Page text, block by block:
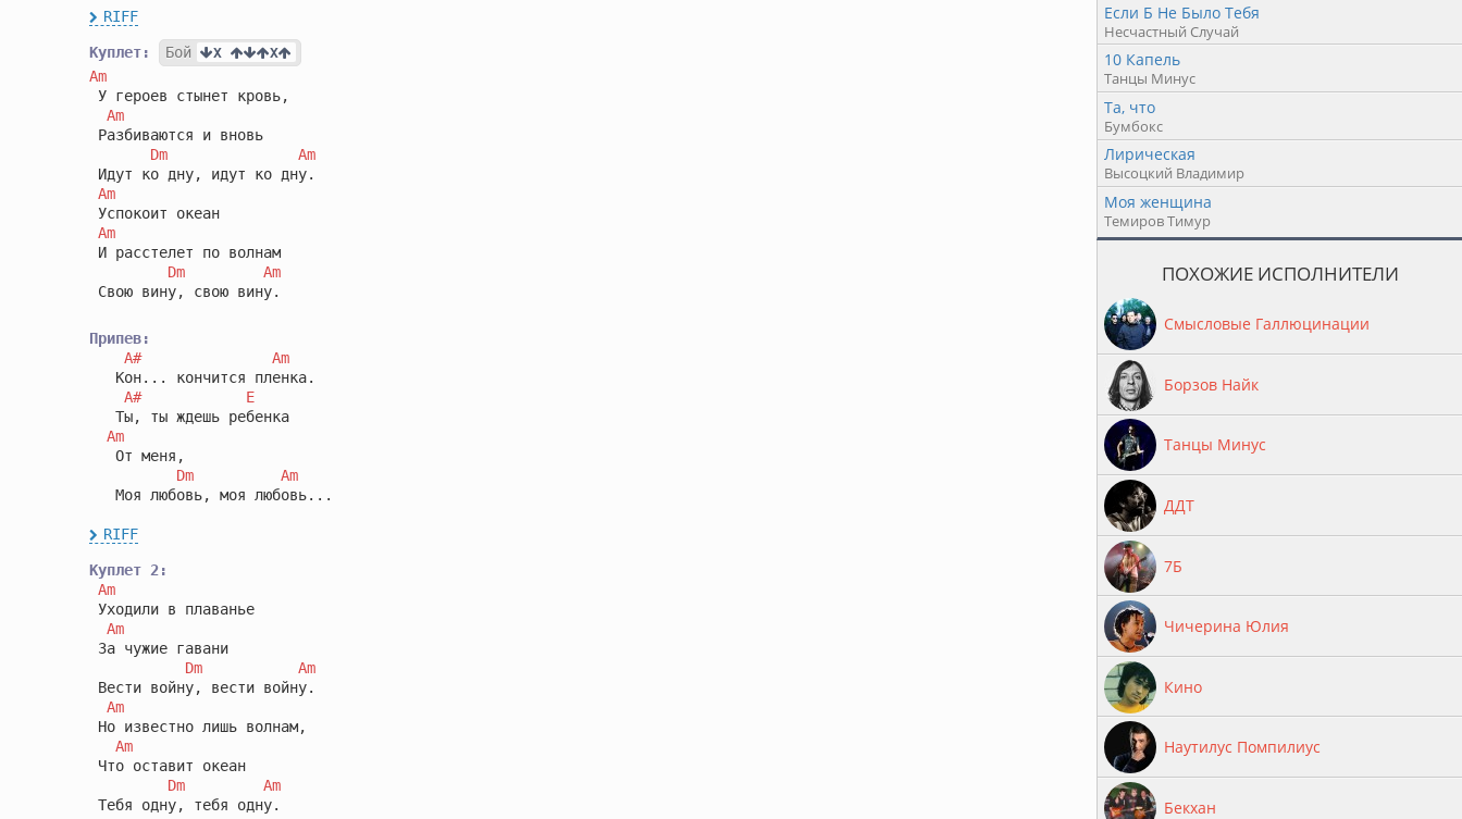
RIFF
Куплет: Бой X X
Am
У героев стынет кровь,
Am
Разбиваются и вновь
Dm
Am
Идут ко дну, идут ко дну.
Am
Успокоит океан
Am
И расстелет по волнам
Dm
Am
Свою вину, свою вину.
Припев:
A#
Am
   Кон... кончится пленка.
A#
E
   Ты, ты ждешь ребенка
Am
   От меня,
Dm
Am
   Моя любовь, моя любовь...
RIFF
Куплет 2:
Am
Уходили в плаванье
Am
За чужие гавани
Dm
Am
Вести войну, вести войну.
Am
Но известно лишь волнам,
Am
Что оставит океан
Dm
Am
Тебя одну, тебя одну.
Если Б Не Было Тебя
Несчастный Случай
10 Капель
Танцы Минус
Та, что
Бумбокс
Лирическая
Высоцкий Владимир
Моя женщина
Темиров Тимур
ПОХОЖИЕ ИСПОЛНИТЕЛИ
Смысловые Галлюцинации
Борзов Найк
Танцы Минус
ДДТ
7Б
Чичерина Юлия
Кино
Наутилус Помпилиус
Бекхан